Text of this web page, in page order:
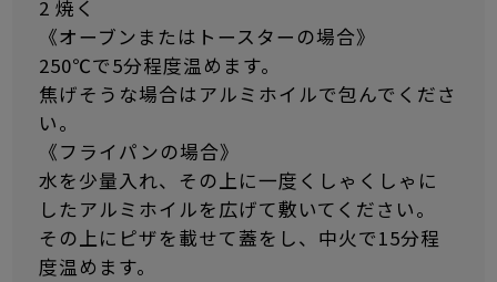
2 焼く
《オーブンまたはトースターの場合》
250℃で5分程度温めます。
焦げそうな場合はアルミホイルで包んでくださ
い。
《フライパンの場合》
水を少量入れ、その上に一度くしゃくしゃに
したアルミホイルを広げて敷いてください。
その上にピザを載せて蓋をし、中火で15分程
度温めます。